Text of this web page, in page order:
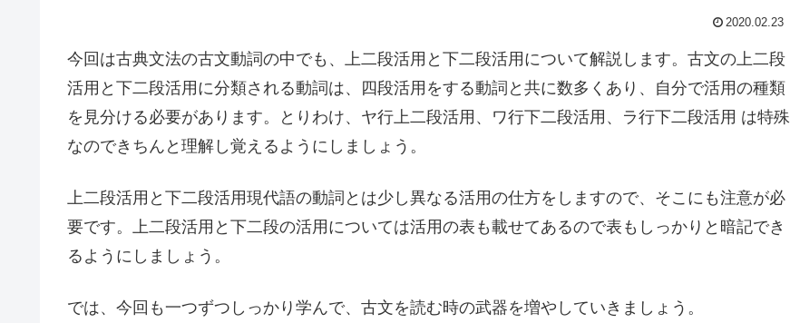
2020.02.23
今回は古典文法の古文動詞の中でも、上二段活用と下二段活用について解説します。古文の上二段
活用と下二段活用に分類される動詞は、四段活用をする動詞と共に数多くあり、自分で活用の種類
を見分ける必要があります。とりわけ、ヤ行上二段活用、ワ行下二段活用、ラ行下二段活用 は特殊
なのできちんと理解し覚えるようにしましょう。
上二段活用と下二段活用現代語の動詞とは少し異なる活用の仕方をしますので、そこにも注意が必
要です。上二段活用と下二段の活用については活用の表も載せてあるので表もしっかりと暗記でき
るようにしましょう。
では、今回も一つずつしっかり学んで、古文を読む時の武器を増やしていきましょう。